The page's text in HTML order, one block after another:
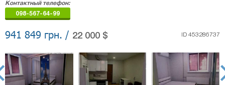
недвижимости
"Аверс"
Контактный телефон:
098-567-64-99
941 849 грн. / 22 000 $ ID 453286737